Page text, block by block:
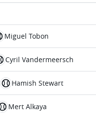
Miguel Tobon
Cyril Vandermeersch
Hamish Stewart
Mert Alkaya